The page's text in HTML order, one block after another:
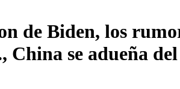
de Biden, los
se adueña